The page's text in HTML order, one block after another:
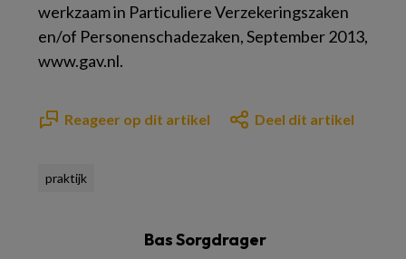
werkzaam in Particuliere Verzekeringszaken
en/of Personenschadezaken, September 2013,
www.gav.nl.
Reageer op dit artikel Deel dit artikel
praktijk
Bas Sorgdrager